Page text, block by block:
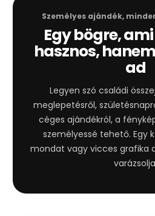
Személyes ajándék,
Egy bögre,
hasznos,
ad
Legyen szó családi
meglepetésről,
céges ajándékról, a
személyessé tehető. Egy
mondat vagy vicces grafika